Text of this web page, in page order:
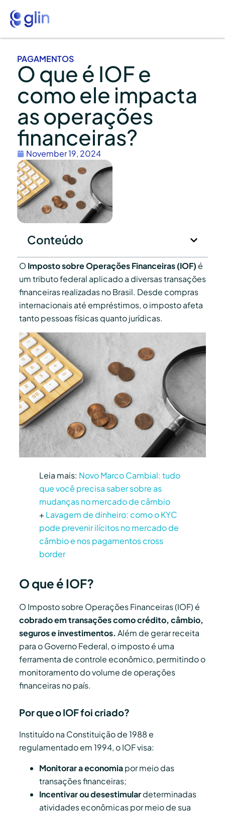
PAGAMENTOS
O que é IOF e
como ele impacta
as operações
financeiras?
November 19, 2024
Conteúdo
O Imposto sobre Operações Financeiras (IOF)é
um tributo federal aplicado a diversas transações
financeiras realizadas no Brasil. Desde compras
internacionais até empréstimos, o imposto afeta
tanto pessoas físicas quanto jurídicas.
Leia mais: Novo Marco Cambial: tudo
que você precisa saber sobre as
mudanças no mercado de câmbio
+ Lavagem de dinheiro: como o KYC
pode prevenir ilícitos no mercado de
câmbio e nos pagamentos cross
border
O que é IOF?
O Imposto sobre Operações Financeiras (IOF) é
cobrado em transações como crédito, câmbio,
seguros e investimentos. Além de gerar receita
para o Governo Federal, o imposto é uma
ferramenta de controle econômico, permitindo o
monitoramento do volume de operações
financeiras no país.
Por que o IOF foi criado?
Instituído na Constituição de 1988 e
regulamentado em 1994, o IOF visa:
Monitorar a economiapor meio das
transações financeiras;
Incentivar ou desestimulardeterminadas
atividades econômicas por meio de sua